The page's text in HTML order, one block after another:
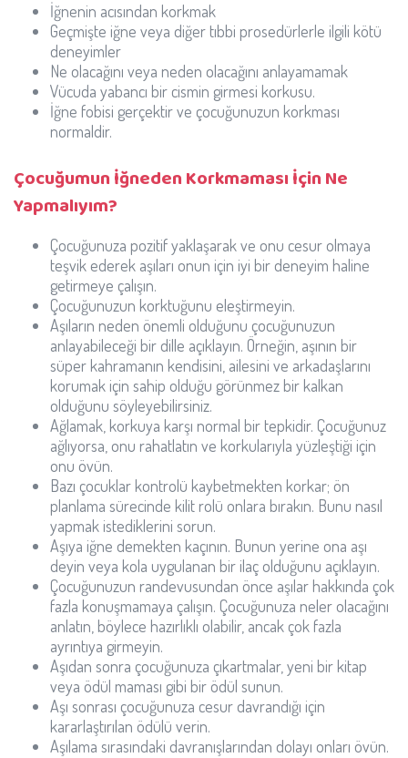
İğnenin acısından korkmak
Geçmişte iğne veya diğer tıbbi prosedürlerle ilgili kötü
deneyimler
Ne olacağını veya neden olacağını anlayamamak
Vücuda yabancı bir cismin girmesi korkusu.
İğne fobisi gerçektir ve çocuğunuzun korkması
normaldir.
Çocuğumun İğneden Korkmaması İçin Ne
Yapmalıyım?
Çocuğunuza pozitif yaklaşarak ve onu cesur olmaya
teşvik ederek aşıları onun için iyi bir deneyim haline
getirmeye çalışın.
Çocuğunuzun korktuğunu eleştirmeyin.
Aşıların neden önemli olduğunu çocuğunuzun
anlayabileceği bir dille açıklayın. Örneğin, aşının bir
süper kahramanın kendisini, ailesini ve arkadaşlarını
korumak için sahip olduğu görünmez bir kalkan
olduğunu söyleyebilirsiniz.
Ağlamak, korkuya karşı normal bir tepkidir. Çocuğunuz
ağlıyorsa, onu rahatlatın ve korkularıyla yüzleştiği için
onu övün.
Bazı çocuklar kontrolü kaybetmekten korkar; ön
planlama sürecinde kilit rolü onlara bırakın. Bunu nasıl
yapmak istediklerini sorun.
Aşıya iğne demekten kaçının. Bunun yerine ona aşı
deyin veya kola uygulanan bir ilaç olduğunu açıklayın.
Çocuğunuzun randevusundan önce aşılar hakkında çok
fazla konuşmamaya çalışın. Çocuğunuza neler olacağını
anlatın, böylece hazırlıklı olabilir, ancak çok fazla
ayrıntıya girmeyin.
Aşıdan sonra çocuğunuza çıkartmalar, yeni bir kitap
veya ödül maması gibi bir ödül sunun.
Aşı sonrası çocuğunuza cesur davrandığı için
kararlaştırılan ödülü verin.
Aşılama sırasındaki davranışlarından dolayı onları övün.